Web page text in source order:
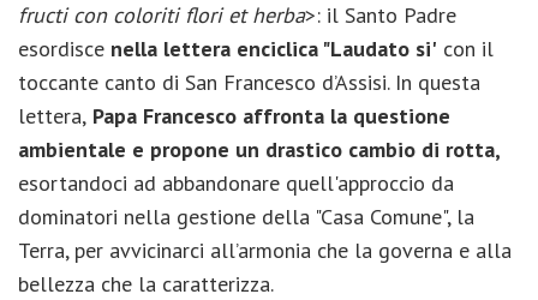
fructi con coloriti flori et herba>: il Santo Padre
esordisce nella lettera enciclica "Laudato si' con il
toccante canto di San Francesco d’Assisi. In questa
lettera, Papa Francesco affronta la questione
ambientale e propone un drastico cambio di rotta,
esortandoci ad abbandonare quell'approccio da
dominatori nella gestione della "Casa Comune", la
Terra, per avvicinarci all’armonia che la governa e alla
bellezza che la caratterizza.